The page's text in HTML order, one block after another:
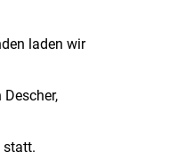
laden wir
statt.